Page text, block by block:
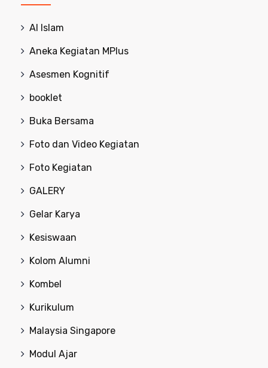
Al Islam
Aneka Kegiatan MPlus
Asesmen Kognitif
booklet
Buka Bersama
Foto dan Video Kegiatan
Foto Kegiatan
GALERY
Gelar Karya
Kesiswaan
Kolom Alumni
Kombel
Kurikulum
Malaysia Singapore
Modul Ajar